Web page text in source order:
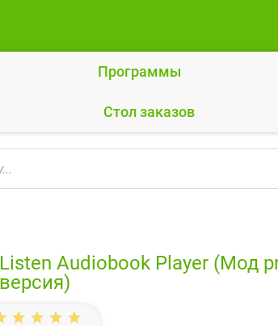
Программы
Cтол заказов
Listen Audiobook Player (Мод
версия)